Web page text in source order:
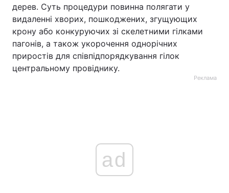
дерев. Суть процедури повинна полягати у
видаленні хворих, пошкоджених, згущующих
крону або конкуруючих зі скелетними гілками
пагонів, а також укорочення однорічних
приростів для співпідпорядкування гілок
центральному провіднику.
Реклама
ad